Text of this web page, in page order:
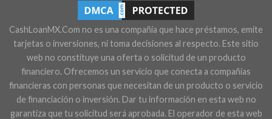
CashLoanMX.Com no es una compañía que hace préstamos, emite
tarjetas o inversiones, ni toma decisiones al respecto. Este sitio
web no constituye una oferta o solicitud de un producto
financiero. Ofrecemos un servicio que conecta a compañías
financieras con personas que necesitan de un producto o servicio
de financiación o inversión. Dar tu información en esta web no
garantiza que tu solicitud será aprobada. El operador de esta web